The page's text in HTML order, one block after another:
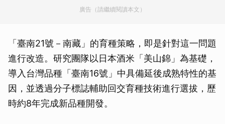
廣告（請繼續閱讀本文）
「臺南21號－南藏」的育種策略，即是針對這一問題
進行改造。研究團隊以日本酒米「美山錦」為基礎，
導入台灣品種「臺南16號」中具備延後成熟特性的基
因，並透過分子標誌輔助回交育種技術進行選拔，歷
時約8年完成新品種開發。